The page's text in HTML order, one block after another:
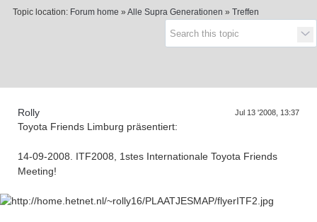
Topic location: Forum home » Alle Supra Generationen » Treffen
Rolly Jul 13 '2008, 13:37
Toyota Friends Limburg präsentiert:
14-09-2008. ITF2008, 1stes Internationale Toyota Friends
Meeting!